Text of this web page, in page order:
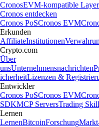
CronosEVM-kompatible Layer
Cronos entdecken
Cronos PoSCronos EVM
Erkunden
AffiliateInstitutionen
Crypto.com
Über
unsUnternehmensnachrichten
icherheitLizenzen &
Entwickler
Cronos PoSCronos EVM
SDKMCP ServersTrading
Lernen
LernenBitcoinForschung